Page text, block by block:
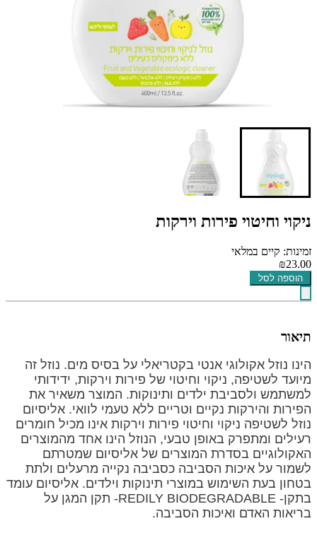
ניקוי וחיטוי פירות וירקות
זמינות: קיים במלאי
₪23.00
הוספה לסל
תיאור
הינו נוזל אקולוגי אנטי בקטריאלי על בסיס מים. נוזל זה
מיועד לשטיפה, ניקוי וחיטוי של פירות וירקות, ידידותי
למשתמש ולסביבת ילדים ותינוקות. המוצר משאיר את
הפירות והירקות נקיים וטריים ללא טעמי לוואי. אליסיום
נוזל לשטיפה ניקוי וחיטוי פירות וירקות אינו מכיל חומרים
רעילים ומתפרק באופן טבעי, הנוזל הינו אחד מהמוצרים
האקולוגיים בסדרת המוצרים של אליסיום שמטרתם
לשמור על איכות הסביבה כסביבה נקייה מרעלים ולתת
בטחון בעת השימוש במוצרי תינוקות וילדים. אליסיום עומד
בתקן- REDILY BIODEGRADABLE- תקן המגן על
בריאות האדם ואיכות הסביבה.